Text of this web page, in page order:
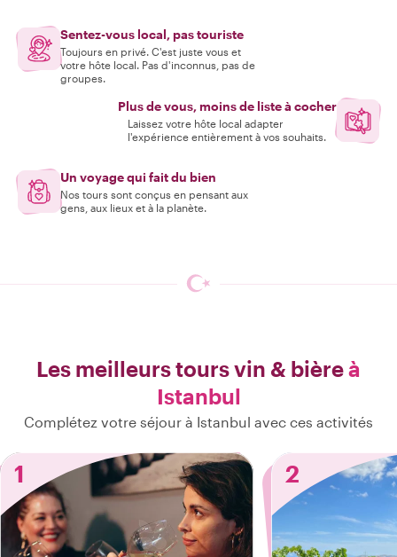
Sentez-vous local, pas touriste
Toujours en privé. C'est juste vous et
votre hôte local. Pas d'inconnus, pas de
groupes.
Plus de vous, moins de liste à cocher
Laissez votre hôte local adapter
l'expérience entièrement à vos souhaits.
Un voyage qui fait du bien
Nos tours sont conçus en pensant aux
gens, aux lieux et à la planète.
Les meilleurs tours vin & bièreà
Istanbul
Complétez votre séjour à Istanbul avec ces activités
1 2